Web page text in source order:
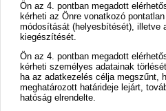
Ön az 4. pontban megadott
kérheti az Önre vonatkozó
módosítását (helyesbítését), illetve
kiegészítését.
Ön az 4. pontban megadott
kérheti személyes adatainak
ha az adatkezelés célja megszűnt,
meghatározott határideje lejárt,
hatóság elrendelte.